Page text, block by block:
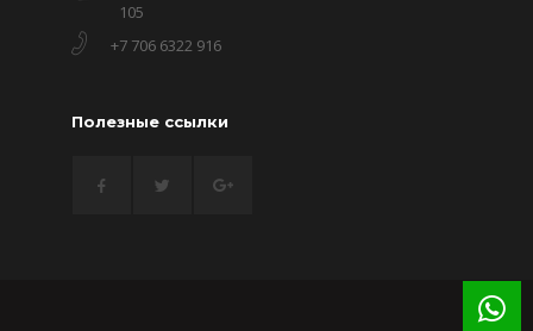
105
+7 706 6322 916
Полезные ссылки